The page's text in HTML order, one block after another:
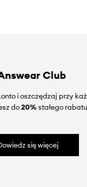
Club
i oszczędzaj przy
do20%stałego
się więcej